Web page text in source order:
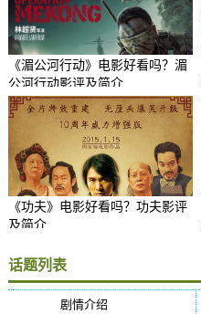
《湄公河行动》电影好看吗？湄
公河行动影评及简介
《功夫》电影好看吗？功夫影评
及简介
话题列表
剧情介绍